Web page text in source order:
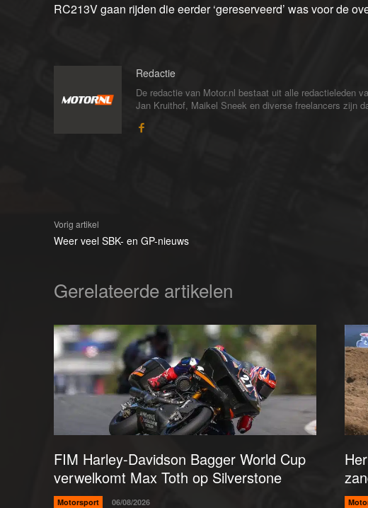
RC213V gaan rijden die eerder ‘gereserveerd’ was voor de
Redactie
De redactie van Motor.nl bestaat uit alle redactieleden
Jan Kruithof, Maikel Sneek en diverse freelancers zijn
Vorig artikel
Weer veel SBK- en GP-nieuws
Gerelateerde artikelen
FIM Harley-Davidson Bagger World Cup
verwelkomt Max Toth op Silverstone
Motorsport 06/08/2026